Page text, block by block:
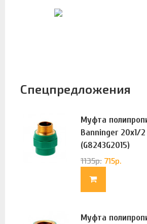
Спецпредложения
Муфта
Banninger 20х1/
(G8243G2015)
1135р. 715р.
Муфта